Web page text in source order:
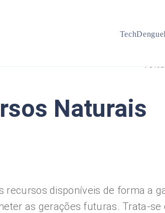
TechDengue
Naturais
disponíveis de forma a
as gerações futuras. Trata-se